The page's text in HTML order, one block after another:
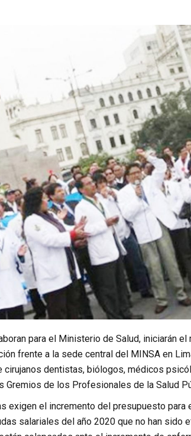
para el Ministerio de Salud, iniciarán
frente a la sede central del MINSA en
dentistas, biólogos, médicos
Gremios de los Profesionales de la Salud
exigen el incremento del presupuesto
salariales del año 2020 que no han